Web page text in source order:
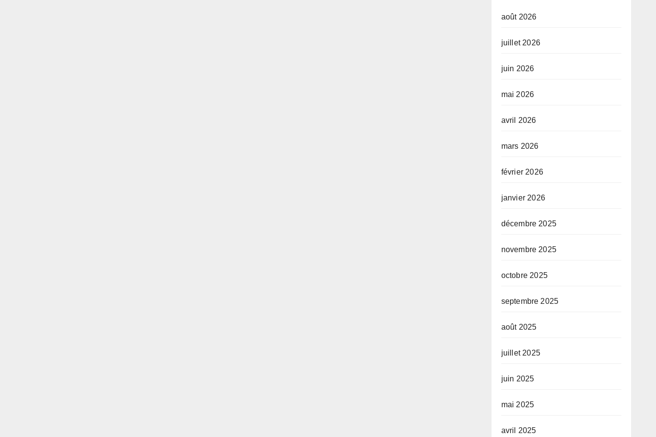
août 2026
juillet 2026
juin 2026
mai 2026
avril 2026
mars 2026
février 2026
janvier 2026
décembre 2025
novembre 2025
octobre 2025
septembre 2025
août 2025
juillet 2025
juin 2025
mai 2025
avril 2025